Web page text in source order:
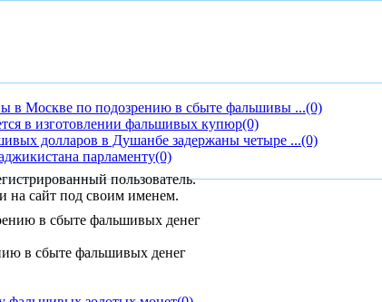
в Москве по подозрению в сбыте фальшивы ...(0)
в изготовлении фальшивых купюр(0)
долларов в Душанбе задержаны четыре ...(0)
парламенту(0)
пользователь.
на сайт под своим именем.
в сбыте фальшивых денег